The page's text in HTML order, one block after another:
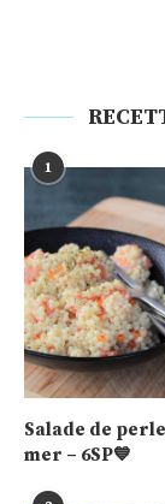
1
Salade de
mer – 6SP💙